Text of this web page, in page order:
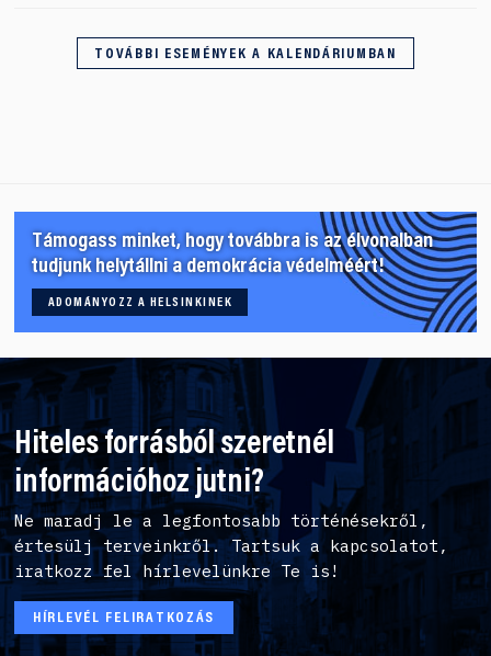
TOVÁBBI ESEMÉNYEK A KALENDÁRIUMBAN
Támogass minket, hogy továbbra is az élvonalban
tudjunk helytállni a demokrácia védelméért!
ADOMÁNYOZZ A HELSINKINEK
Hiteles forrásból szeretnél
információhoz jutni?
Ne maradj le a legfontosabb történésekről,
értesülj terveinkről. Tartsuk a kapcsolatot,
iratkozz fel hírlevelünkre Te is!
HÍRLEVÉL FELIRATKOZÁS